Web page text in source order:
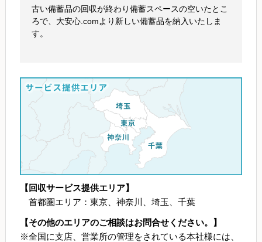
古い備蓄品の回収が終わり備蓄スペースの空いたとこ
ろで、大安心.comより新しい備蓄品を納入いたしま
す。
【回収サービス提供エリア】
首都圏エリア：東京、神奈川、埼玉、千葉
【その他のエリアのご相談はお問合せください。】
※全国に支店、営業所の管理をされている本社様には、